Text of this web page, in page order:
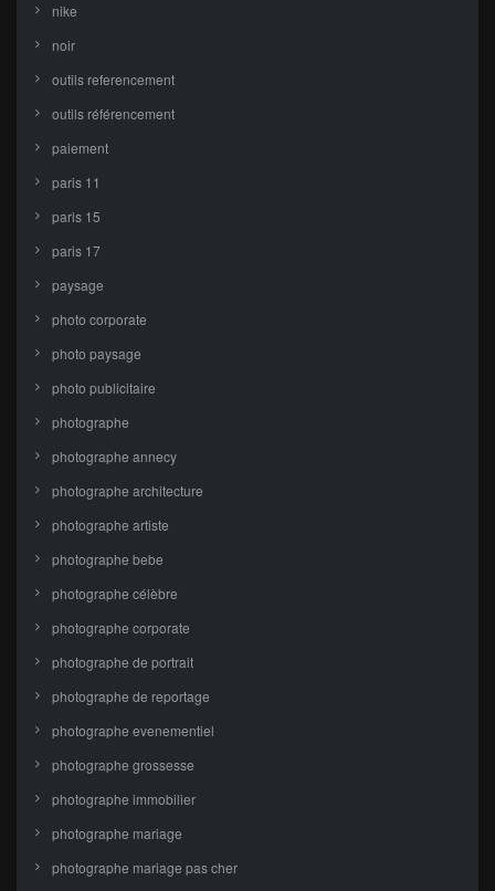
nike
noir
outils referencement
outils référencement
paiement
paris 11
paris 15
paris 17
paysage
photo corporate
photo paysage
photo publicitaire
photographe
photographe annecy
photographe architecture
photographe artiste
photographe bebe
photographe célèbre
photographe corporate
photographe de portrait
photographe de reportage
photographe evenementiel
photographe grossesse
photographe immobilier
photographe mariage
photographe mariage pas cher